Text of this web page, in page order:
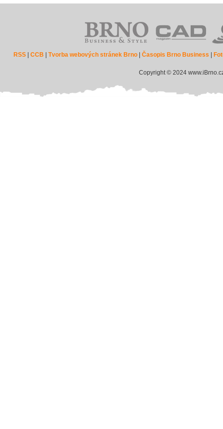
RSS |CCB |Tvorba webových stránek Brno |Časopis Brno Business
Copyright © 2024